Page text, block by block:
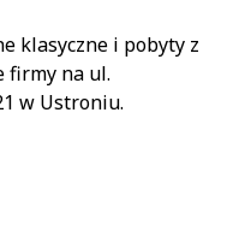
klasyczne i pobyty z
firmy na ul.
w Ustroniu.